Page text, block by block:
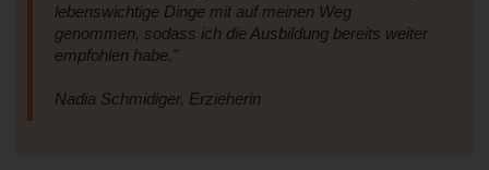
lebenswichtige Dinge mit auf meinen Weg
genommen, sodass ich die Ausbildung bereits weiter
empfohlen habe."
Nadia Schmidiger, Erzieherin